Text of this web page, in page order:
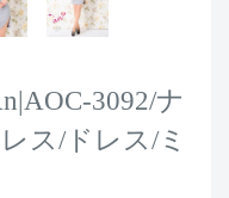
3092/ナ
ス/ドレス/ミ